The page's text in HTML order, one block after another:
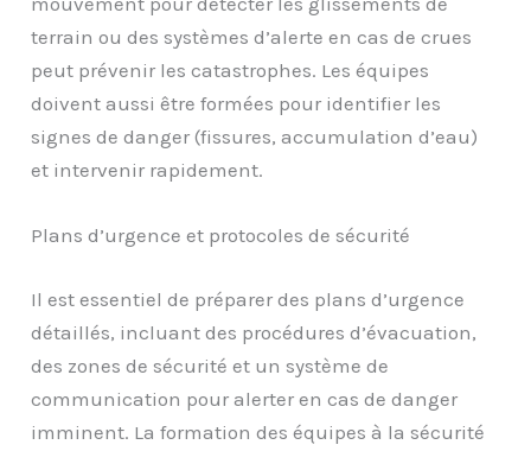
terrain ou des systèmes d’alerte en cas de crues
peut prévenir les catastrophes. Les équipes
doivent aussi être formées pour identifier les
signes de danger (fissures, accumulation d’eau)
et intervenir rapidement.
Plans d’urgence et protocoles de sécurité
Il est essentiel de préparer des plans d’urgence
détaillés, incluant des procédures d’évacuation,
des zones de sécurité et un système de
communication pour alerter en cas de danger
imminent. La formation des équipes à la sécurité